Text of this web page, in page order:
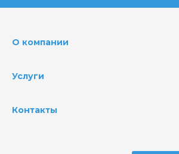
О компании
Услуги
Контакты